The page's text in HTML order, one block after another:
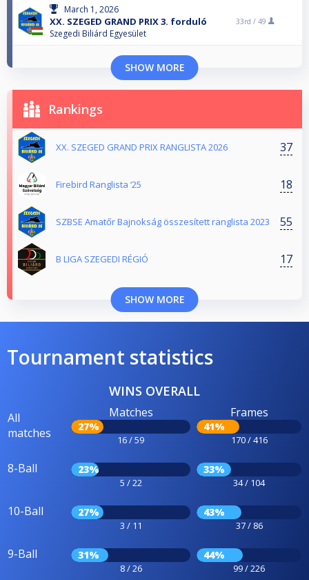
March 1, 2026
XX. SZEGED GRAND PRIX 3. forduló
Szegedi Biliárd Egyesület
33rd / 49
SHOW MORE
Rankings
XX. SZEGED GRAND PRIX RANGLISTA 2026 37
Firebird Ranglista ‘25 18
SZBSE Amatőr Bajnokság összesített ranglista 2023 55
B LIGA SZEGEDI RÉGIÓ 17
SHOW MORE
Tournament statistics
WINS OVERALL
All
matches
Matches
27%
16 / 59
Frames
41%
170 / 416
8-Ball 23%
5 / 22
33%
34 / 104
10-Ball 27%
3 / 11
43%
37 / 86
9-Ball 31%
8 / 26
44%
99 / 226